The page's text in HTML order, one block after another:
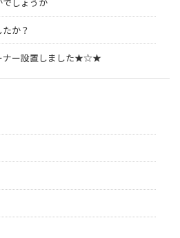
か？
ー設置しました★☆★